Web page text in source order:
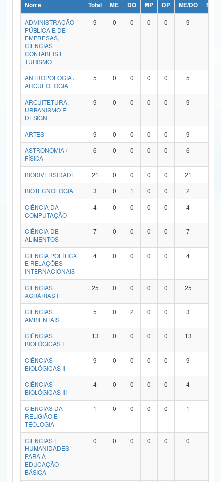
Ministério da Ciência, Tecnologia, Inovações e Comunicações
Ministério do Meio Ambiente
Ministério do Turismo
Ministério do Desenvolvimento Regional
Controladoria-Geral da União
Ministério da Mulher, da Família e dos Direitos Humanos
Secretaria de Governo
Advocacia-Geral da União
Banco Central do Brasil
Nome Total ME DO MP DP ME/DO
MP/
ADMINISTRAÇÃO
PÚBLICA E DE
EMPRESAS,
CIÊNCIAS
CONTÁBEIS E
TURISMO
9 0 0 0 0 9
ANTROPOLOGIA /
ARQUEOLOGIA
5 0 0 0 0 5
ARQUITETURA,
URBANISMO E
DESIGN
9 0 0 0 0 9
ARTES 9 0 0 0 0 9
ASTRONOMIA /
FÍSICA
6 0 0 0 0 6
BIODIVERSIDADE 21 0 0 0 0 21
BIOTECNOLOGIA
3 0 1 0 0 2
CIÊNCIA DA
COMPUTAÇÃO
4 0 0 0 0 4
CIÊNCIA DE
ALIMENTOS
7 0 0 0 0 7
CIÊNCIA POLÍTICA
E RELAÇÕES
INTERNACIONAIS
4 0 0 0 0 4
CIÊNCIAS
AGRÁRIAS I
25 0 0 0 0 25
CIÊNCIAS
AMBIENTAIS
5 0 2 0 0 3
CIÊNCIAS
BIOLÓGICAS I
13 0 0 0 0 13
CIÊNCIAS
BIOLÓGICAS II
9 0 0 0 0 9
CIÊNCIAS
BIOLÓGICAS III
4 0 0 0 0 4
CIÊNCIAS DA
RELIGIÃO E
TEOLOGIA
1 0 0 0 0 1
CIÊNCIAS E
HUMANIDADES
PARA A
EDUCAÇÃO
BÁSICA
0 0 0 0 0 0